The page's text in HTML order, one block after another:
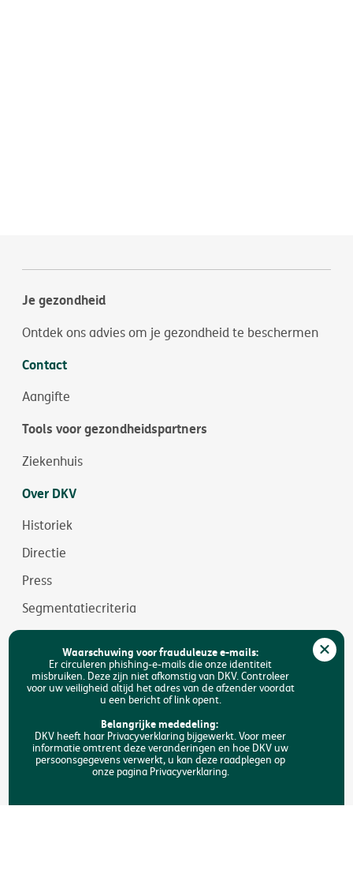
Je gezondheid
Ontdek ons advies om je gezondheid te beschermen
Contact
Aangifte
Tools voor gezondheidspartners
Ziekenhuis
Over DKV
Historiek
Directie
Press
Segmentatiecriteria
Jobs
Duurzaamheid
Toegankelijkheid
Zoeken
Waarschuwing voor frauduleuze e-mails:
Er circuleren phishing-e-mails die onze identiteit
misbruiken. Deze zijn niet afkomstig van DKV. Controleer
voor uw veiligheid altijd het adres van de afzender voordat
u een bericht of link opent.
Belangrijke mededeling:
DKV heeft haar Privacyverklaring bijgewerkt. Voor meer
informatie omtrent deze veranderingen en hoe DKV uw
persoonsgegevens verwerkt, u kan deze raadplegen op
onze pagina Privacyverklaring.